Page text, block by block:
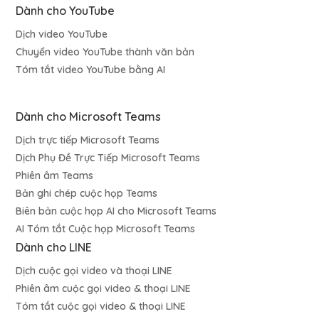
Dành cho YouTube
Dịch video YouTube
Chuyển video YouTube thành văn bản
Tóm tắt video YouTube bằng AI
Dành cho Microsoft Teams
Dịch trực tiếp Microsoft Teams
Dịch Phụ Đề Trực Tiếp Microsoft Teams
Phiên âm Teams
Bản ghi chép cuộc họp Teams
Biên bản cuộc họp AI cho Microsoft Teams
AI Tóm tắt Cuộc họp Microsoft Teams
Dành cho LINE
Dịch cuộc gọi video và thoại LINE
Phiên âm cuộc gọi video & thoại LINE
Tóm tắt cuộc gọi video & thoại LINE